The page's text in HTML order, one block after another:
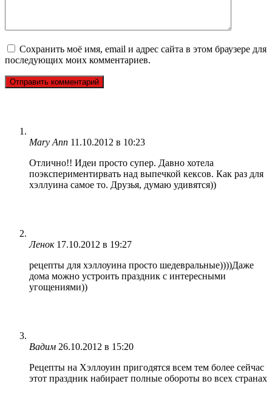
Сохранить моё имя, email и адрес сайта в этом браузере для
последующих моих комментариев.
Mary Ann 11.10.2012 в 10:23
Отлично!! Идеи просто супер. Давно хотела
поэкспериментирвать над выпечкой кексов. Как раз для
хэллуина самое то. Друзья, думаю удивятся))
Ленок 17.10.2012 в 19:27
рецепты для хэллоуина просто шедевральные))))Даже
дома можно устроить праздник с интересными
угощениями))
Вадим 26.10.2012 в 15:20
Рецепты на Хэллоуин пригодятся всем тем более сейчас
этот праздник набирает полные обороты во всех странах